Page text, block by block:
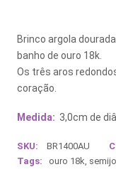
Brinco argola
banho de ouro 18k.
Os três aros
coração.
Medida: 3,0cm de
SKU: BR1400AU
Tags:
ouro 18k,